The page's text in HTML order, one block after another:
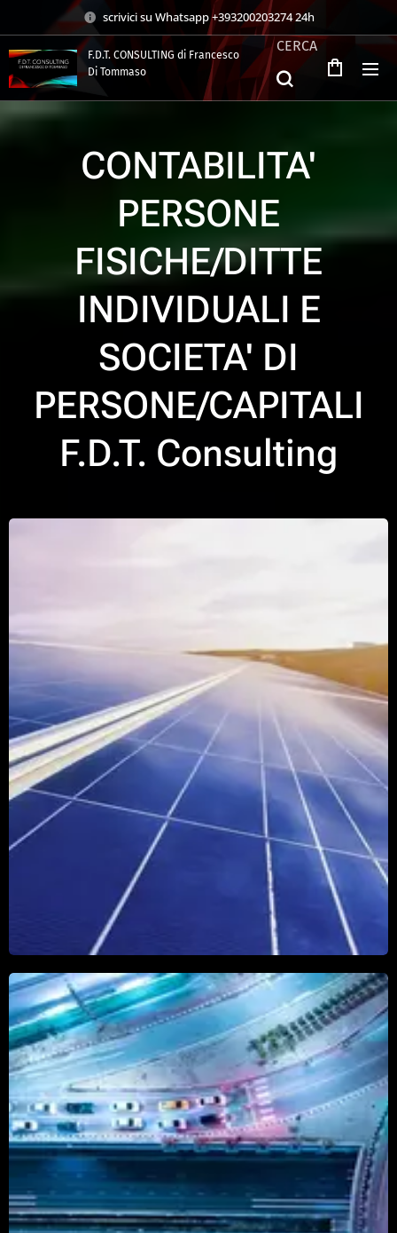
scrivici su Whatsapp +393200203274 24h
F.D.T. CONSULTING di Francesco
Di Tommaso
CERCA
CONTABILITA'
PERSONE
FISICHE/DITTE
INDIVIDUALI E
SOCIETA' DI
PERSONE/CAPITALI
F.D.T. Consulting